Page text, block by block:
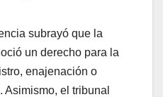
subrayó que la
un derecho para la
enajenación o
el tribunal